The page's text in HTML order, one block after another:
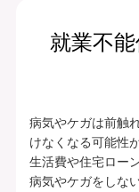
就業不
病気やケガは前触
けなくなる可能性
生活費や住宅ロー
病気やケガをしな